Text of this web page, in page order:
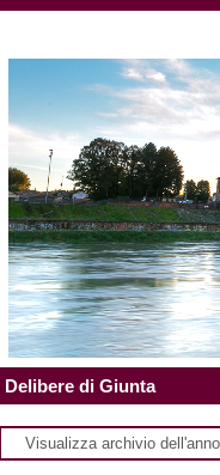
Delibere di Giunta
Visualizza archivio